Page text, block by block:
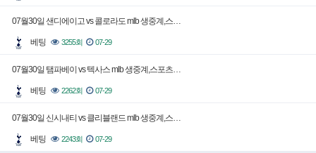
07월30일 샌디에이고 vs 콜로라도 mlb 생중계,스…
베팅 3255회 07-29
07월30일 탬파베이 vs 텍사스 mlb 생중계,스포츠…
베팅 2262회 07-29
07월30일 신시내티 vs 클리블랜드 mlb 생중계,스…
베팅 2243회 07-29